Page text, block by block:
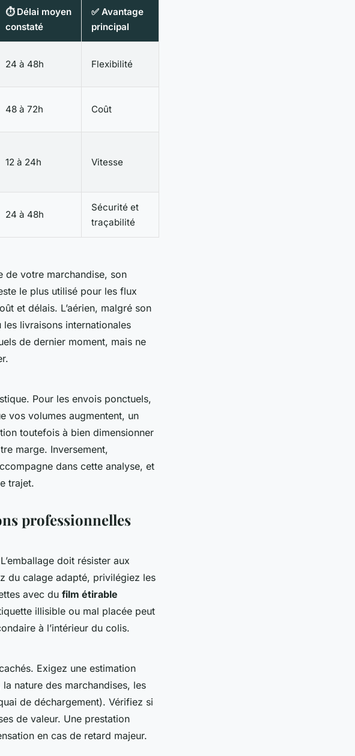
⏱️ Délai moyen
constaté
✅ Avantage
principal
24 à 48h Flexibilité
48 à 72h Coût
12 à 24h Vitesse
24 à 48h
Sécurité et
traçabilité
de votre marchandise, son
le plus utilisé pour les flux
et délais. L’aérien, malgré son
livraisons internationales
de dernier moment, mais ne
Pour les envois ponctuels,
vos volumes augmentent, un
toutefois à bien dimensionner
marge. Inversement,
dans cette analyse, et
trajet.
professionnelles
doit résister aux
du calage adapté, privilégiez les
avec du film étirable
illisible ou mal placée peut
à l’intérieur du colis.
Exigez une estimation
nature des marchandises, les
de déchargement). Vérifiez si
de valeur. Une prestation
en cas de retard majeur.